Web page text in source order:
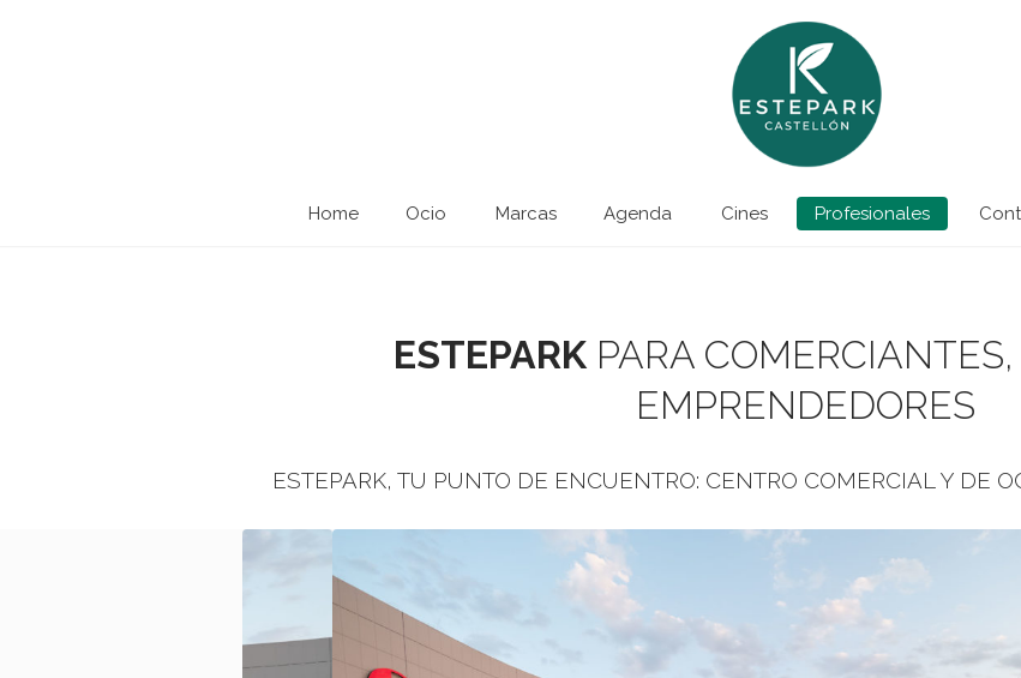
Home Ocio Marcas Agenda Cines Profesionales
ESTEPARK PARA
EMPRENDEDORES
ESTEPARK, TU PUNTO DE ENCUENTRO: CENTRO COMERCIAL Y DE